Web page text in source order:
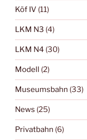
Köf IV (11)
LKM N3 (4)
LKM N4 (30)
Modell (2)
Museumsbahn (33)
News (25)
Privatbahn (6)